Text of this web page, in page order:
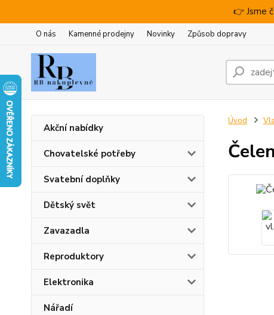
👉 Jsme
O nás Kamenné prodejny Novinky Způsob dopravy
Akční nabídky
Chovatelské potřeby
Svatební doplňky
Dětský svět
Zavazadla
Reproduktory
Elektronika
Nářadí
Úvod